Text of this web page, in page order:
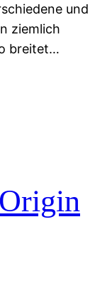
und
ziemlich
breitet…